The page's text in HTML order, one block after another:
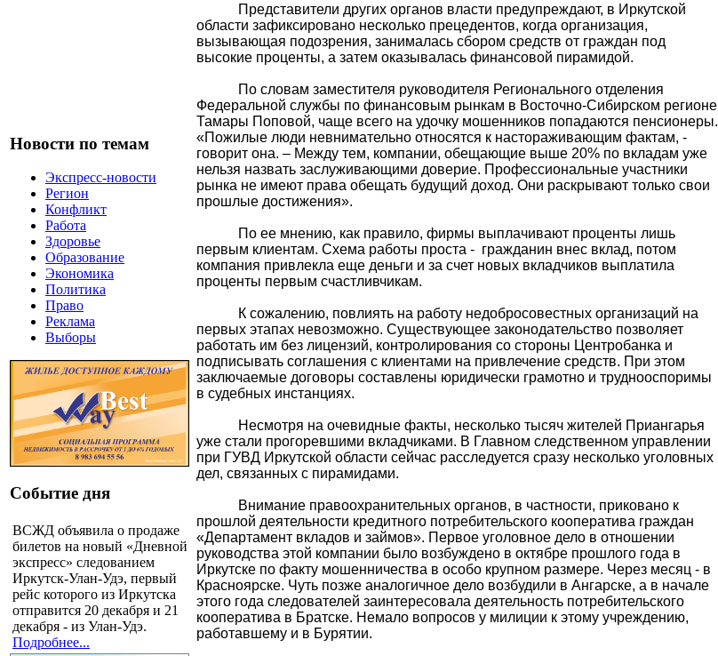
Новости по темам
Экспресс-новости
Регион
Конфликт
Работа
Здоровье
Образование
Экономика
Политика
Право
Реклама
Выборы
Событие дня
ВСЖД объявила о продаже
билетов на новый «Дневной
экспресс» следованием
Иркутск-Улан-Удэ, первый
рейс которого из Иркутска
отправится 20 декабря и 21
декабря - из Улан-Удэ.
Подробнее...
Представители других органов власти предупреждают, в Иркутской
области зафиксировано несколько прецедентов, когда организация,
вызывающая подозрения, занималась сбором средств от граждан под
высокие проценты, а затем оказывалась финансовой пирамидой.
По словам заместителя руководителя Регионального отделения
Федеральной службы по финансовым рынкам в Восточно-Сибирском регионе
Тамары Поповой, чаще всего на удочку мошенников попадаются пенсионеры.
«Пожилые люди невнимательно относятся к настораживающим фактам, -
говорит она. – Между тем, компании, обещающие выше 20% по вкладам уже
нельзя назвать заслуживающими доверие. Профессиональные участники
рынка не имеют права обещать будущий доход. Они раскрывают только свои
прошлые достижения».
По ее мнению, как правило, фирмы выплачивают проценты лишь
первым клиентам. Схема работы проста - гражданин внес вклад, потом
компания привлекла еще деньги и за счет новых вкладчиков выплатила
проценты первым счастливчикам.
К сожалению, повлиять на работу недобросовестных организаций на
первых этапах невозможно. Существующее законодательство позволяет
работать им без лицензий, контролирования со стороны Центробанка и
подписывать соглашения с клиентами на привлечение средств. При этом
заключаемые договоры составлены юридически грамотно и труднооспоримы
в судебных инстанциях.
Несмотря на очевидные факты, несколько тысяч жителей Приангарья
уже стали прогоревшими вкладчиками. В Главном следственном управлении
при ГУВД Иркутской области сейчас расследуется сразу несколько уголовных
дел, связанных с пирамидами.
Внимание правоохранительных органов, в частности, приковано к
прошлой деятельности кредитного потребительского кооператива граждан
«Департамент вкладов и займов». Первое уголовное дело в отношении
руководства этой компании было возбуждено в октябре прошлого года в
Иркутске по факту мошенничества в особо крупном размере. Через месяц - в
Красноярске. Чуть позже аналогичное дело возбудили в Ангарске, а в начале
этого года следователей заинтересовала деятельность потребительского
кооператива в Братске. Немало вопросов у милиции к этому учреждению,
работавшему и в Бурятии.